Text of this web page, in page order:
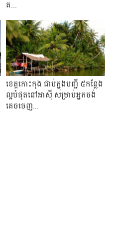
គ...
ខេត្តកោះកុង ជាប់ក្នុងបញ្ជី ៥កន្លែង
ល្អបំផុតនៅអាស៊ី សម្រាប់អ្នកចង់
គេចចេញ...